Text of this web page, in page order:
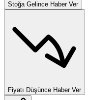
Stoğa Gelince Haber Ver
Fiyatı Düşünce Haber Ver